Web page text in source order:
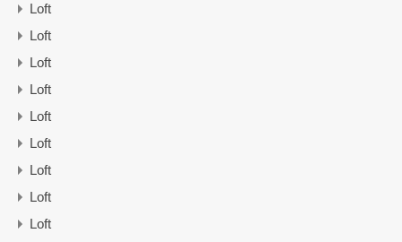
Loft
Loft
Loft
Loft
Loft
Loft
Loft
Loft
Loft